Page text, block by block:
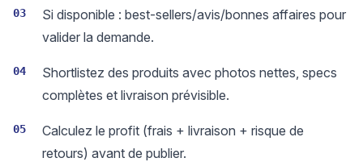
03
Si disponible : best-sellers/avis/bonnes affaires pour
valider la demande.
04
Shortlistez des produits avec photos nettes, specs
complètes et livraison prévisible.
05
Calculez le profit (frais + livraison + risque de
retours) avant de publier.